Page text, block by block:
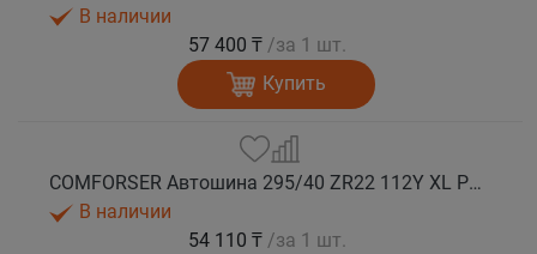
В наличии
57 400 ₸ /за 1 шт.
Купить
COMFORSER Автошина 295/40 ZR22 112Y XL PURESPEED лето
В наличии
54 110 ₸ /за 1 шт.